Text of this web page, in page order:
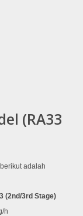
(RA33
adalah
(2nd/3rd Stage)
h